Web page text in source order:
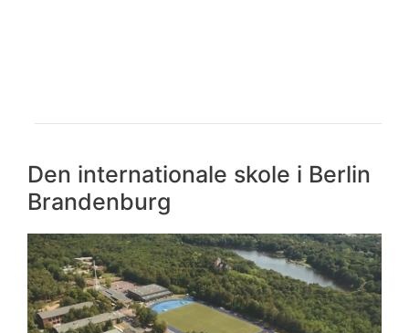
Den internationale skole i Berlin
Brandenburg